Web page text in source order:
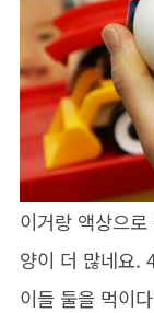
이거랑 액상으
양이 더 많네요.
이들 둘을 먹이